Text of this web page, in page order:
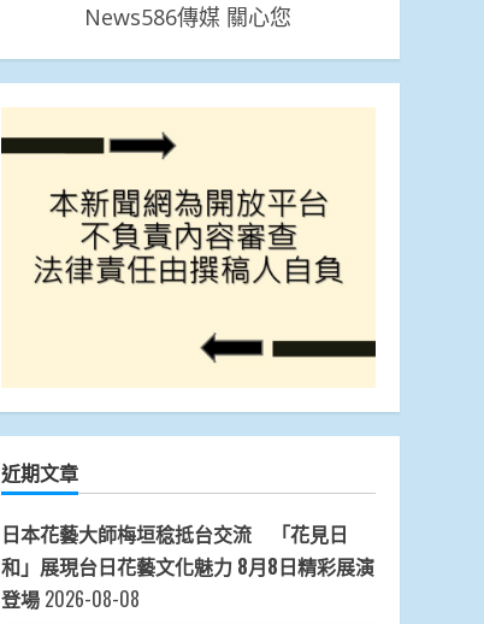
News586傳媒 關心您
近期文章
日本花藝大師梅垣稔抵台交流 「花見日
和」展現台日花藝文化魅力 8月8日精彩展演
登場 2026-08-08